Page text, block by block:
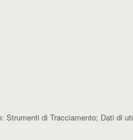
di Tracciamento; Dati di